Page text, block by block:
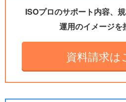
ISOプロのサポート内容、
運用のイメージを
資料請求は